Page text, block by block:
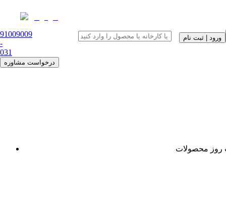
91009009
-
031
درخواست مشاوره
ورود | ثبت نام
روز محصولات